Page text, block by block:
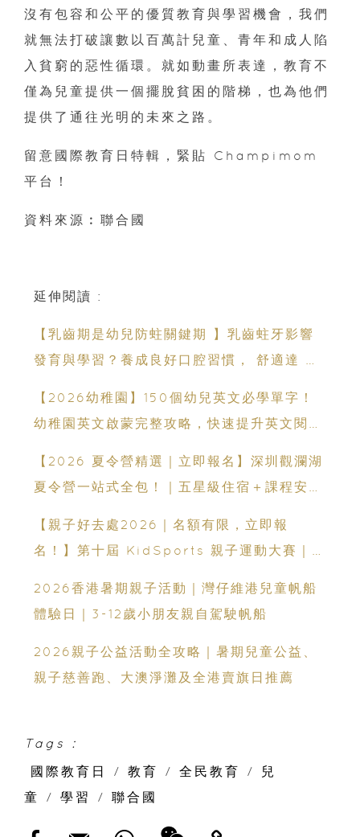
沒有包容和公平的優質教育與學習機會，我們
就無法打破讓數以百萬計兒童、青年和成人陷
入貧窮的惡性循環。就如動畫所表達，教育不
僅為兒童提供一個擺脫貧困的階梯，也為他們
提供了通往光明的未來之路。
留意國際教育日特輯，緊貼 Champimom
平台！
資料來源︰聯合國
延伸閱讀 :
【乳齒期是幼兒防蛀關鍵期 】乳齒蛀牙影響
發育與學習？養成良好口腔習慣， 舒適達 強
【2026幼稚園】150個幼兒英文必學單字！
幼稚園英文啟蒙完整攻略，快速提升英文閱讀
【2026 夏令營精選｜立即報名】深圳觀瀾湖
夏令營一站式全包！｜五星級住宿＋課程安排
【親子好去處2026｜名額有限，立即報
名！】第十屆 KidSports 親子運動大賽｜
2026香港暑期親子活動｜灣仔維港兒童帆船
體驗日｜3-12歲小朋友親自駕駛帆船
2026親子公益活動全攻略｜暑期兒童公益、
親子慈善跑、大澳淨灘及全港賣旗日推薦
Tags :
國際教育日
/ 教育 / 全民教育 /
兒
童
/ 學習 / 聯合國